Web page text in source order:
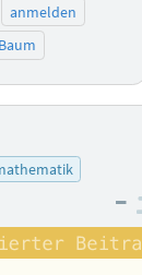
anmelden
–